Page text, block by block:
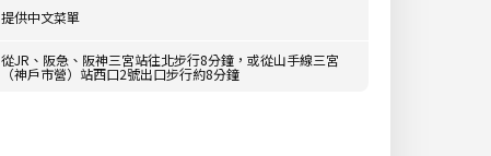
提供中文菜單
從JR、阪急、阪神三宮站往北步行8分鐘，或從山手線三宮
（神戶市營）站西口2號出口步行約8分鐘